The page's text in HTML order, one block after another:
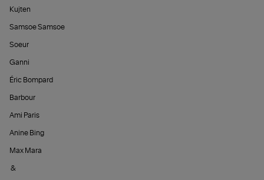
Kujten
Samsoe Samsoe
Soeur
Ganni
Éric Bompard
Barbour
Ami Paris
Anine Bing
Max Mara
&